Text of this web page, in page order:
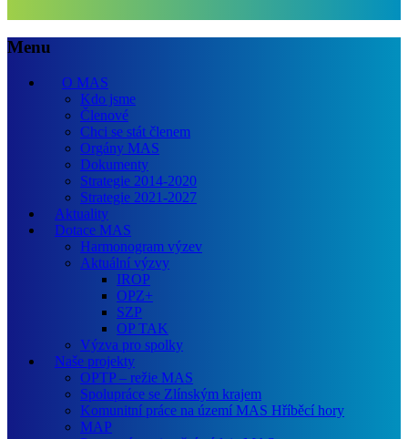
Menu
O MAS
Kdo jsme
Členové
Chci se stát členem
Orgány MAS
Dokumenty
Strategie 2014-2020
Strategie 2021-2027
Aktuality
Dotace MAS
Harmonogram výzev
Aktuální výzvy
IROP
OPZ+
SZP
OP TAK
Výzva pro spolky
Naše projekty
OPTP – režie MAS
Spolupráce se Zlínským krajem
Komunitní práce na území MAS Hříběcí hory
MAP